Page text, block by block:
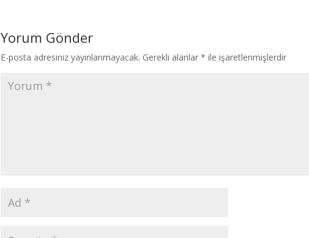
Yorum Gönder
E-posta adresiniz yayınlanmayacak. Gerekli alanlar * ile işaretlenmişlerdir